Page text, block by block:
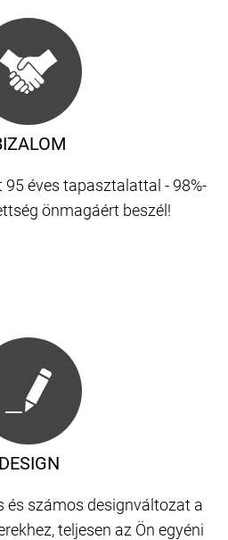
éves tapasztalattal - 98%-
önmagáért beszél!
DESIGN
és számos designváltozat a
teljesen az Ön egyéni